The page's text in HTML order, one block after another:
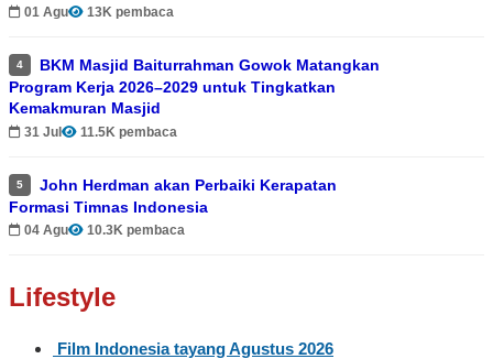
01 Agu 13K pembaca
4
BKM Masjid Baiturrahman Gowok Matangkan
Program Kerja 2026–2029 untuk Tingkatkan
Kemakmuran Masjid
31 Jul 11.5K pembaca
5
John Herdman akan Perbaiki Kerapatan
Formasi Timnas Indonesia
04 Agu 10.3K pembaca
Lifestyle
Film Indonesia tayang Agustus 2026